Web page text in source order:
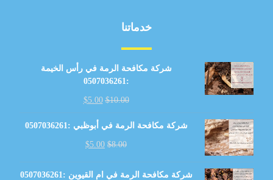
خدماتنا
شركة مكافحة الرمة في رأس الخيمة
:0507036261
$10.00
$5.00
شركة مكافحة الرمة في أبوظبي :0507036261
$8.00
$5.00
شركة مكافحة الرمة في ام القيوين :0507036261